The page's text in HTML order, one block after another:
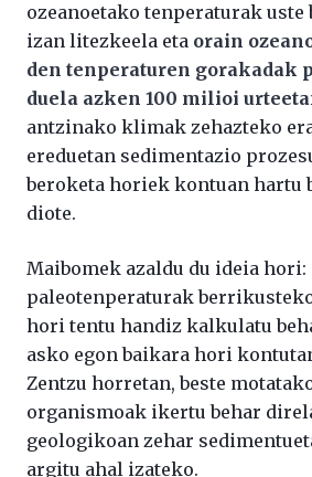
ozeanoetako tenperaturak uste
izan litezkeela eta orain
den tenperaturen gorakadak
duela azken 100 milioi
antzinako klimak zehazteko
ereduetan sedimentazio
beroketa horiek kontuan hartu
diote.
Maibomek azaldu du ideia hori:
paleotenperaturak
hori tentu handiz kalkulatu
asko egon baikara hori
Zentzu horretan, beste
organismoak ikertu behar
geologikoan zehar
argitu ahal izateko.